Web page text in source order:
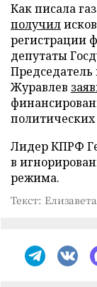
Как писала
получил
регистрации
депутаты
Журавлев
Лидер КПРФ
в
режима.
Текст: